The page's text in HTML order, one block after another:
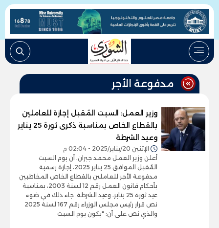
مدفوعة الأجر
وزير العمل: السبت المُقبل إجازة للعاملين
بالقطاع الخاص بمناسبة ذكرى ثورة 25 يناير
وعيد الشرطة
الإثنين 20/يناير/2025 - 02:04 م
أعلن وزير العمل محمد جبران، أن يوم السبت
المُقبل الموافق 25 يناير 2025، إجازة رسمية
مدفوعة الأجر للعاملين بالقطاع الخاص المخاطبين
بأحكام قانون العمل رقم 12 لسنة 2003، بمناسبة
عيد ثورة 25 يناير، وعيد الشرطة. جاء ذلك في ضوء
نص قرار رئيس مجلس الوزراء رقم 167 لسنة 2025
والذي نص على أن: "يكون يوم السبت